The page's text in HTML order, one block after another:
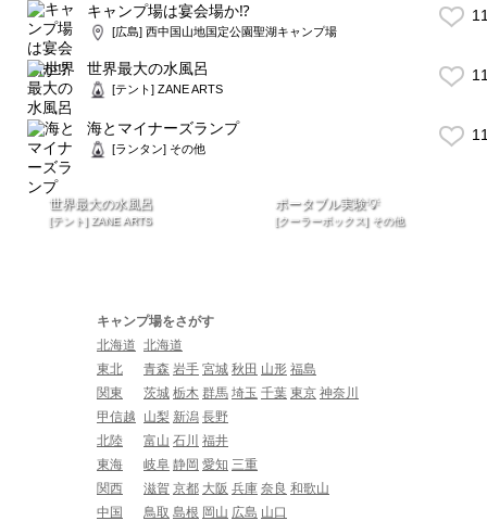
キャンプ場は宴会場か⁉️
[広島] 西中国山地国定公園聖湖キャンプ場
世界最大の水風呂
[テント] ZANE ARTS
海とマイナーズランプ
[ランタン] その他
世界最大の水風呂
[テント] ZANE ARTS
ポータブル実験💡
[クーラーボックス] その他
キャンプ場をさがす
北海道 北海道
東北
青森 岩手 宮城 秋田 山形 福島
関東
茨城 栃木 群馬 埼玉 千葉 東京 神奈川
甲信越
山梨 新潟 長野
北陸
富山 石川 福井
東海
岐阜 静岡 愛知 三重
関西
滋賀 京都 大阪 兵庫 奈良 和歌山
中国
鳥取 島根 岡山 広島 山口